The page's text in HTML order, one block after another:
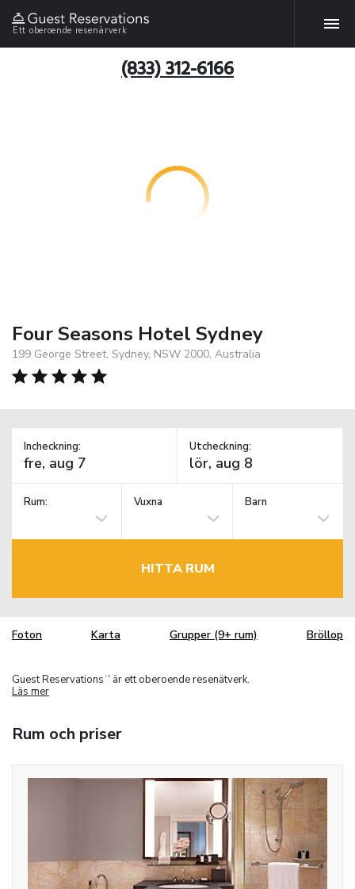
Ett oberoende resenärverk
(833) 312-6166
Four Seasons Hotel Sydney
199 George Street, Sydney, NSW 2000, Australia
Incheckning: Utcheckning:
Rum: Vuxna Barn
HITTA RUM
Foton Karta Grupper (9+ rum) Bröllop
Guest Reservations TM
är ett oberoende resenätverk.
Läs mer
Rum och priser